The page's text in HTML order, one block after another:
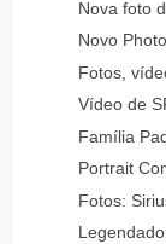
Nova foto
Novo
Fotos,
Vídeo de
Família
Portrait
Fotos: